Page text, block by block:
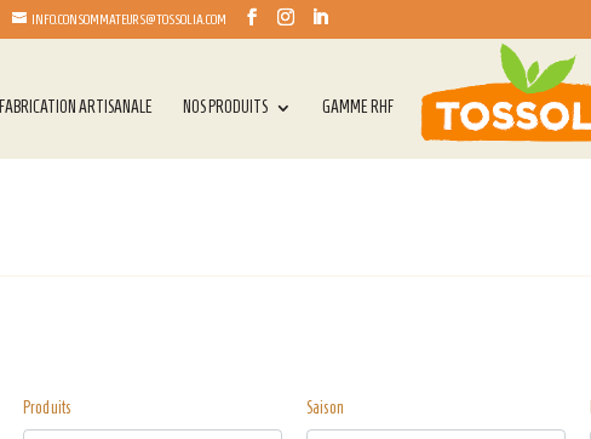
INFO.CONSOMMATEURS@TOSSOLIA.COM
FABRICATION ARTISANALE NOS PRODUITS GAMME RHF
Produits Saison